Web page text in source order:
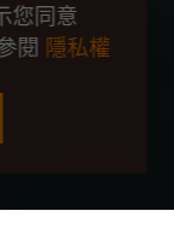
您同意
閱 隱私權